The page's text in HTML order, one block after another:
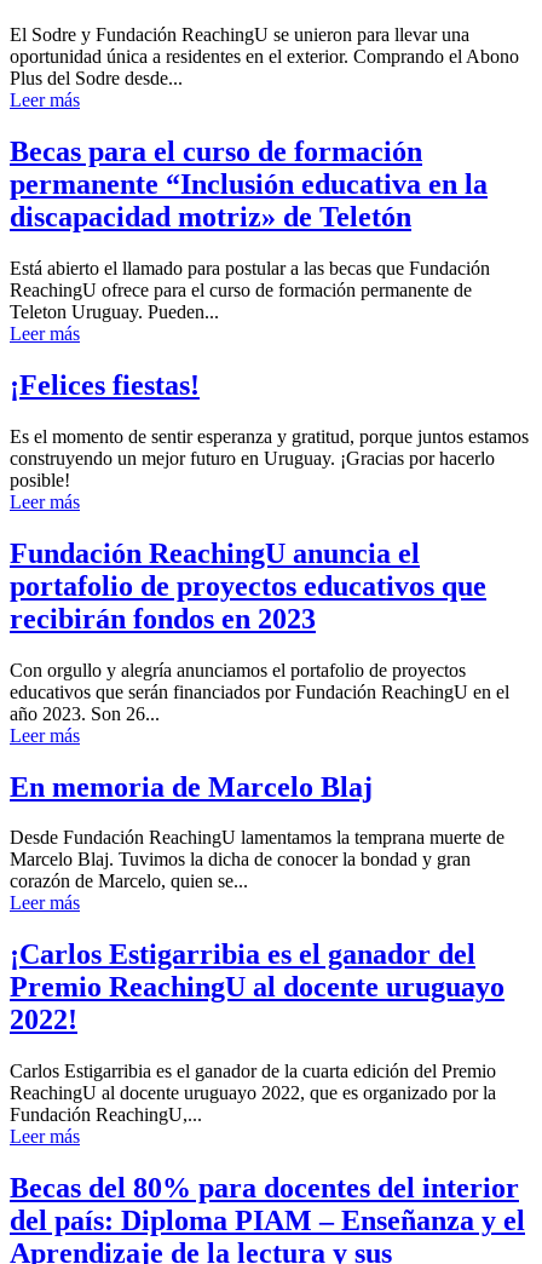
El Sodre y Fundación ReachingU se unieron para llevar una
oportunidad única a residentes en el exterior. Comprando el Abono
Plus del Sodre desde...
Leer más
Becas para el curso de formación
permanente “Inclusión educativa en la
discapacidad motriz» de Teletón
Está abierto el llamado para postular a las becas que Fundación
ReachingU ofrece para el curso de formación permanente de
Teleton Uruguay. Pueden...
Leer más
¡Felices fiestas!
Es el momento de sentir esperanza y gratitud, porque juntos estamos
construyendo un mejor futuro en Uruguay. ¡Gracias por hacerlo
posible!
Leer más
Fundación ReachingU anuncia el
portafolio de proyectos educativos que
recibirán fondos en 2023
Con orgullo y alegría anunciamos el portafolio de proyectos
educativos que serán financiados por Fundación ReachingU en el
año 2023. Son 26...
Leer más
En memoria de Marcelo Blaj
Desde Fundación ReachingU lamentamos la temprana muerte de
Marcelo Blaj. Tuvimos la dicha de conocer la bondad y gran
corazón de Marcelo, quien se...
Leer más
¡Carlos Estigarribia es el ganador del
Premio ReachingU al docente uruguayo
2022!
Carlos Estigarribia es el ganador de la cuarta edición del Premio
ReachingU al docente uruguayo 2022, que es organizado por la
Fundación ReachingU,...
Leer más
Becas del 80% para docentes del interior
del país: Diploma PIAM – Enseñanza y el
Aprendizaje de la lectura y sus